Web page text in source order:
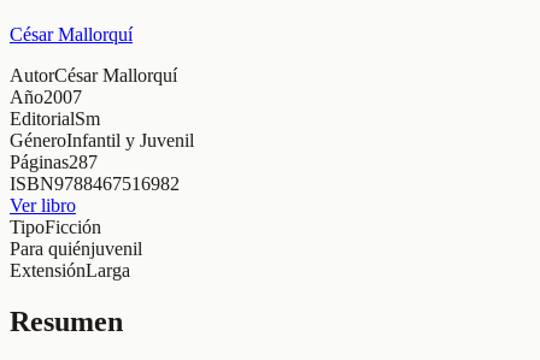
César Mallorquí
AutorCésar Mallorquí
Año2007
EditorialSm
GéneroInfantil y Juvenil
Páginas287
ISBN9788467516982
Ver libro
TipoFicción
Para quiénjuvenil
ExtensiónLarga
Resumen